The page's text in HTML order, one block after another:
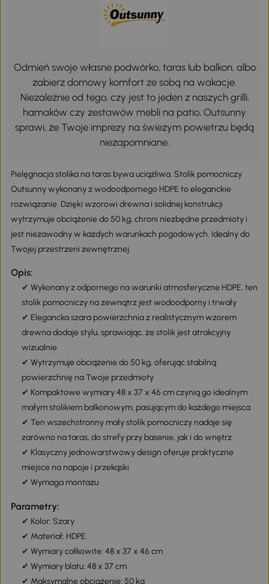
Odmień swoje własne podwórko, taras lub balkon, albo
zabierz domowy komfort ze sobą na wakacje.
Niezależnie od tego, czy jest to jeden z naszych grilli,
hamaków czy zestawów mebli na patio, Outsunny
sprawi, że Twoje imprezy na świeżym powietrzu będą
niezapomniane.
Pielęgnacja stolika na taras bywa uciążliwa. Stolik pomocniczy
Outsunny wykonany z wodoodpornego HDPE to eleganckie
rozwiązanie. Dzięki wzorowi drewna i solidnej konstrukcji
wytrzymuje obciążenie do 50 kg, chroni niezbędne przedmioty i
jest niezawodny w każdych warunkach pogodowych. Idealny do
Twojej przestrzeni zewnętrznej.
Opis:
✔ Wykonany z odpornego na warunki atmosferyczne HDPE, ten
stolik pomocniczy na zewnątrz jest wodoodporny i trwały
✔ Elegancka szara powierzchnia z realistycznym wzorem
drewna dodaje stylu, sprawiając, że stolik jest atrakcyjny
wizualnie
✔ Wytrzymuje obciążenie do 50 kg, oferując stabilną
powierzchnię na Twoje przedmioty
✔ Kompaktowe wymiary 48 x 37 x 46 cm czynią go idealnym
małym stolikiem balkonowym, pasującym do każdego miejsca
✔ Ten wszechstronny mały stolik pomocniczy nadaje się
zarówno na taras, do strefy przy basenie, jak i do wnętrz
✔ Klasyczny jednowarstwowy design oferuje praktyczne
miejsce na napoje i przekąski
✔ Wymaga montażu
Parametry:
✔ Kolor: Szary
✔ Materiał: HDPE
✔ Wymiary całkowite: 48 x 37 x 46 cm
✔ Wymiary blatu: 48 x 37 cm
✔ Maksymalne obciążenie: 50 kg